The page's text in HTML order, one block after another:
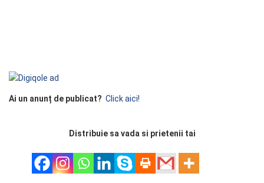
Ai un anunț de publicat? Click aici!
Distribuie sa vada si prietenii tai